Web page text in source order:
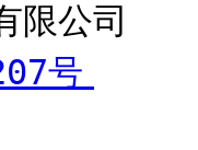
限公司
号